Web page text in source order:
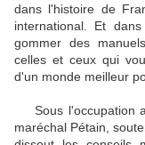
dans l'histoire de
international. Et
gommer des
celles et ceux qui
d'un monde meilleur
Sous l'occupation
maréchal Pétain,